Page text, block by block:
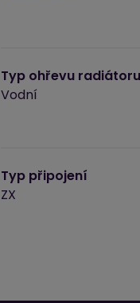
Typ ohřevu radiátoru
Vodní
Typ připojení
ZX